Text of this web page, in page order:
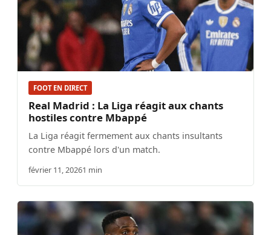
FOOT EN DIRECT
Real Madrid : La Liga réagit aux chants
hostiles contre Mbappé
La Liga réagit fermement aux chants insultants
contre Mbappé lors d'un match.
février 11, 20261 min